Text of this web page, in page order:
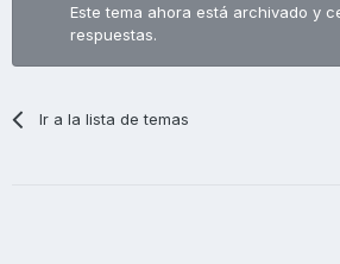
Este tema ahora está archivado y
respuestas.
Ir a la lista de temas